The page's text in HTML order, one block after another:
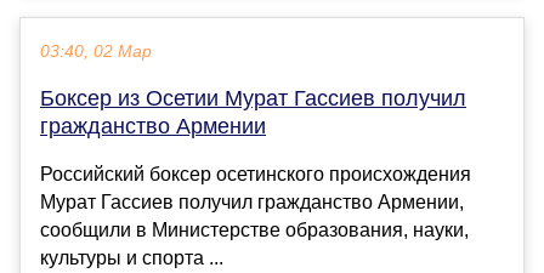
03:40, 02 Мар
Боксер из Осетии Мурат Гассиев получил
гражданство Армении
Российский боксер осетинского происхождения
Мурат Гассиев получил гражданство Армении,
сообщили в Министерстве образования, науки,
культуры и спорта ...